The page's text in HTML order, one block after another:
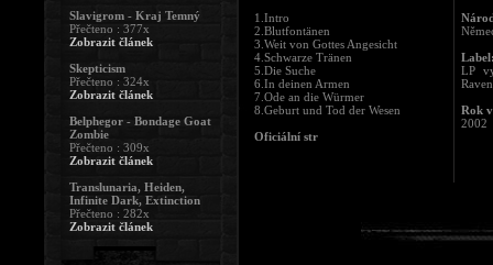
1.Intro
2.Blutfontänen
3.Weit von Gottes Angesicht
4.Schwarze Tränen
5.Die Suche
6.In deinen Armen
7.Ode an die Würmer
8.Geburt und Tod der Wesen
Oficiální str
LP
Rok
2002
Slavigrom - Kraj Temný
Přečteno : 377x
Zobrazit článek
Skepticism
Přečteno : 324x
Zobrazit článek
Belphegor - Bondage Goat
Zombie
Přečteno : 309x
Zobrazit článek
Translunaria, Heiden,
Infinite Dark, Extinction
Přečteno : 282x
Zobrazit článek